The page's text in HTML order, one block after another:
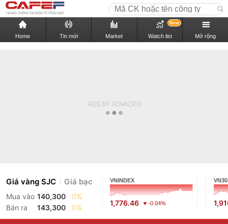
Home Tin mới Market Watch list
New
Mở rộng
Giá vàng SJC Giá bạc
Mua vào 140,300
0%
Bán ra
143,300 0%
VNINDEX
1,776.46 -0.04%
VN30